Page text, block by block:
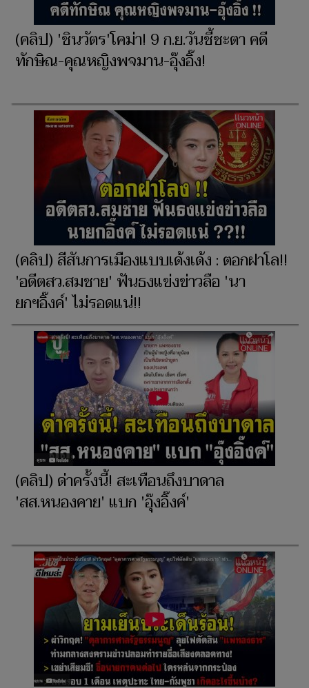
(คลิป) 'ชินวัตร'โคม่า! 9 ก.ย.วันชี้ชะตา คดี
ทักษิณ-คุณหญิงพจมาน-อุ๊งอิ๊ง!
(คลิป) สีสันการเมืองแบบเด้งเด้ง : ตอกฝาโล!!
'อดีตสว.สมชาย' ฟันธงแข่งข่าวลือ 'นา
ยกฯอิ๊งค์' ไม่รอดแน่!!
(คลิป) ด่าครั้งนี้! สะเทือนถึงบาดาล
'สส.หนองคาย' แบก 'อุ๊งอิ๊งค์'